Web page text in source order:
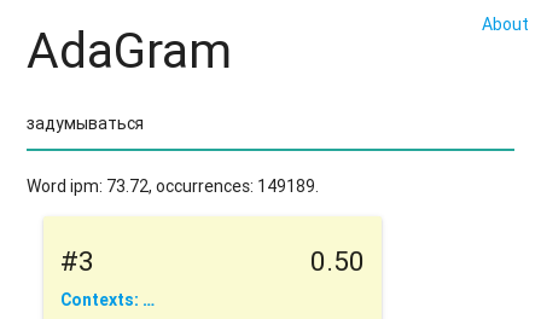
About
AdaGram
Word ipm: 73.72, occurrences: 149189.
#3 0.50
Contexts: …